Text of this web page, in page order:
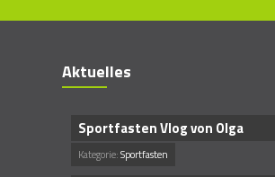
Aktuelles
Sportfasten Vlog von Olga
Kategorie:Sportfasten